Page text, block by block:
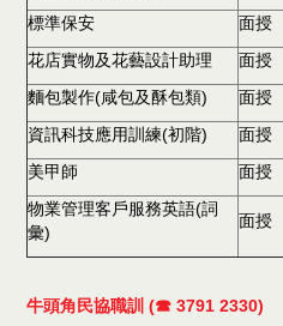
標準保安
面授
花店實物及花藝設計助理
面授
麵包製作(咸包及酥包類)
面授
資訊科技應用訓練(初階)
面授
美甲師
面授
物業管理客戶服務英語(詞
彙)
面授
牛頭角民協職訓 (☎ 3791 2330)